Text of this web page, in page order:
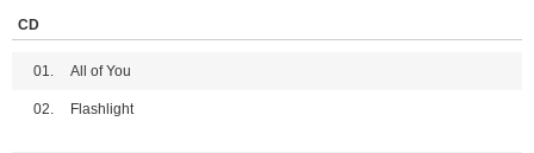
員登録(無料)は不要ですが、ticket board＜@tickebo.jp＞からのメールが受
信できるように、ご利用端末の受信設定をしておいてください。
【ticket boardウェブサイト】
ticket boardのマイページにログインする際は、ご購入時にストアで登録さ
CD
01. All of You
02. Flashlight